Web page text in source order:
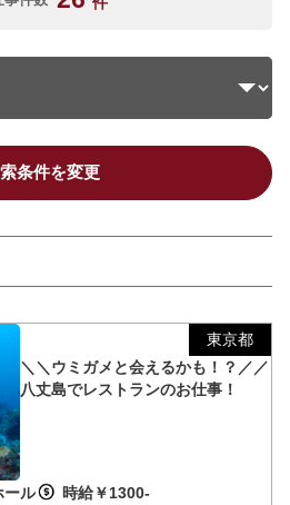
条件を変更
東京都
＼＼ウミガメと会えるかも！？／／
八丈島でレストランのお仕事！
ール
時給￥1300-